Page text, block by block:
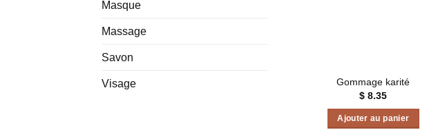
Masque
Massage
Savon
Visage
Gommage karité
$ 8.35
Ajouter au panier